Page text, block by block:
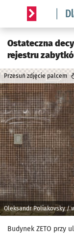
Serwis
Ostateczna
rejestru
Oleksandr Poliakovsky /
Przesuń zdjęcie palcem
Budynek ZETO przy